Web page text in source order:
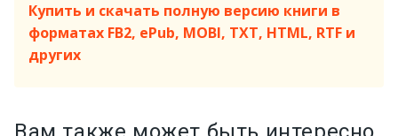
Купить и скачать полную версию книги в
форматах FB2, ePub, MOBI, TXT, HTML, RTF и
других